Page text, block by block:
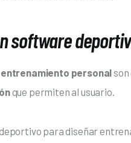
software
personal
que permiten al usuario.
para diseñar